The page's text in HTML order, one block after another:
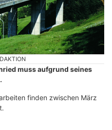
muss aufgrund seines
finden zwischen März